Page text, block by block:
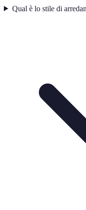
Qual è lo stile di